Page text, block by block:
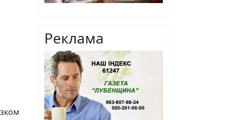
Реклама